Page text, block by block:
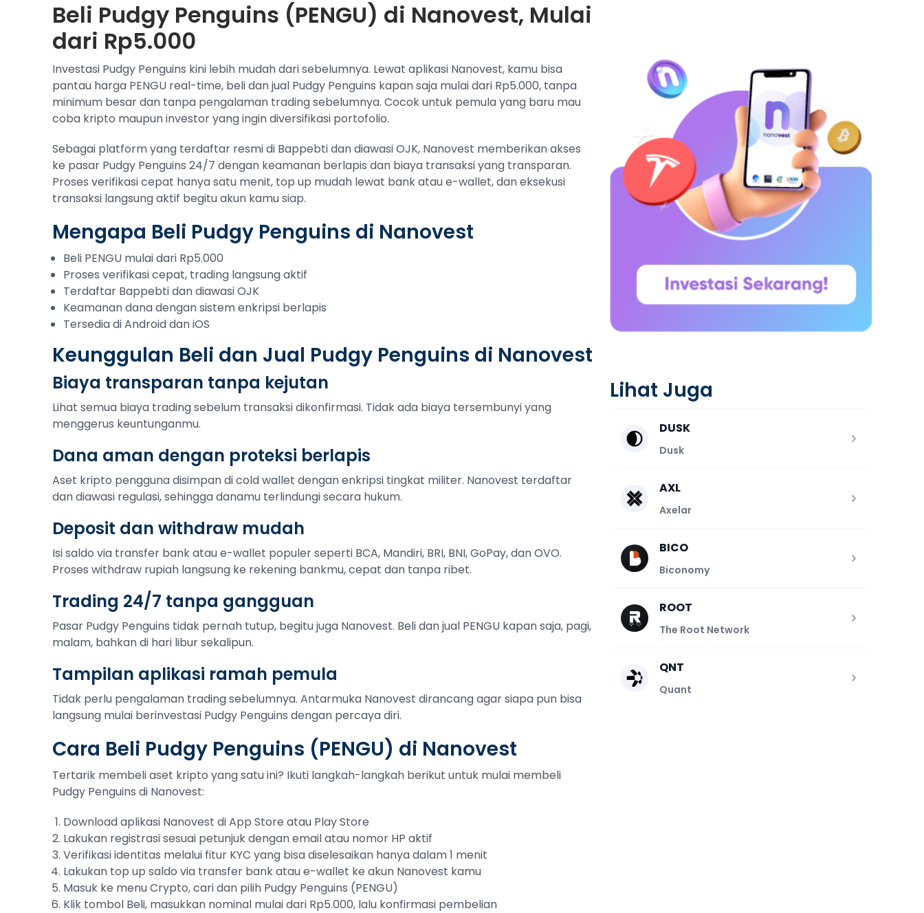
Beli Pudgy Penguins (PENGU) di Nanovest, Mulai
dari Rp5.000
Investasi Pudgy Penguins kini lebih mudah dari sebelumnya. Lewat aplikasi Nanovest, kamu bisa
pantau harga PENGU real-time, beli dan jual Pudgy Penguins kapan saja mulai dari Rp5.000, tanpa
minimum besar dan tanpa pengalaman trading sebelumnya. Cocok untuk pemula yang baru mau
coba kripto maupun investor yang ingin diversifikasi portofolio.
Sebagai platform yang terdaftar resmi di Bappebti dan diawasi OJK, Nanovest memberikan akses
ke pasar Pudgy Penguins 24/7 dengan keamanan berlapis dan biaya transaksi yang transparan.
Proses verifikasi cepat hanya satu menit, top up mudah lewat bank atau e-wallet, dan eksekusi
transaksi langsung aktif begitu akun kamu siap.
Mengapa Beli Pudgy Penguins di Nanovest
Beli PENGU mulai dari Rp5.000
Proses verifikasi cepat, trading langsung aktif
Terdaftar Bappebti dan diawasi OJK
Keamanan dana dengan sistem enkripsi berlapis
Tersedia di Android dan iOS
Keunggulan Beli dan Jual Pudgy Penguins di Nanovest
Biaya transparan tanpa kejutan
Lihat semua biaya trading sebelum transaksi dikonfirmasi. Tidak ada biaya tersembunyi yang
menggerus keuntunganmu.
Dana aman dengan proteksi berlapis
Aset kripto pengguna disimpan di cold wallet dengan enkripsi tingkat militer. Nanovest terdaftar
dan diawasi regulasi, sehingga danamu terlindungi secara hukum.
Deposit dan withdraw mudah
Isi saldo via transfer bank atau e-wallet populer seperti BCA, Mandiri, BRI, BNI, GoPay, dan OVO.
Proses withdraw rupiah langsung ke rekening bankmu, cepat dan tanpa ribet.
Trading 24/7 tanpa gangguan
Pasar Pudgy Penguins tidak pernah tutup, begitu juga Nanovest. Beli dan jual PENGU kapan saja, pagi,
malam, bahkan di hari libur sekalipun.
Tampilan aplikasi ramah pemula
Tidak perlu pengalaman trading sebelumnya. Antarmuka Nanovest dirancang agar siapa pun bisa
langsung mulai berinvestasi Pudgy Penguins dengan percaya diri.
Cara Beli Pudgy Penguins (PENGU) di Nanovest
Tertarik membeli aset kripto yang satu ini? Ikuti langkah-langkah berikut untuk mulai membeli
Pudgy Penguins di Nanovest:
Download aplikasi Nanovest di App Store atau Play Store
Lakukan registrasi sesuai petunjuk dengan email atau nomor HP aktif
Verifikasi identitas melalui fitur KYC yang bisa diselesaikan hanya dalam 1 menit
Lakukan top up saldo via transfer bank atau e-wallet ke akun Nanovest kamu
Masuk ke menu Crypto, cari dan pilih Pudgy Penguins (PENGU)
Klik tombol Beli, masukkan nominal mulai dari Rp5.000, lalu konfirmasi pembelian
Lihat Juga
DUSK
Dusk
AXL
Axelar
BICO
Biconomy
ROOT
The Root Network
QNT
Quant